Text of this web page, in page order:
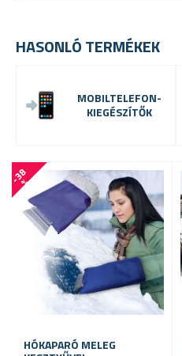
HASONLÓ TERMÉKEK
MOBILTELEFON-
KIEGÉSZÍTŐK
-
3
8
%
HÓKAPARÓ MELEG